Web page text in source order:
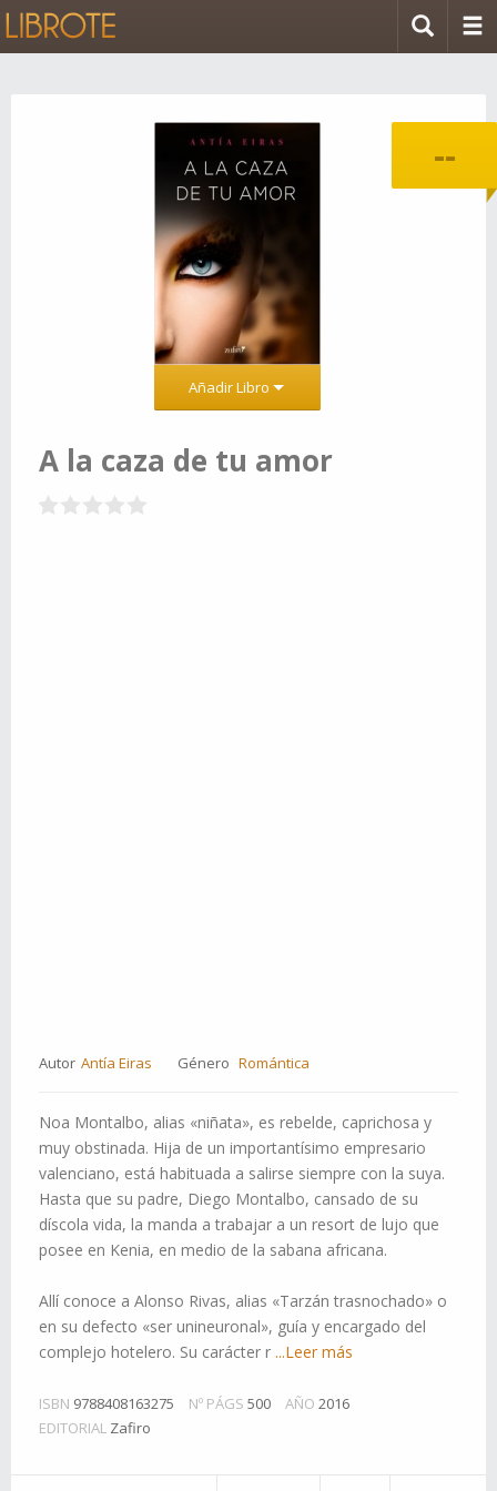
--
Añadir Libro
A la caza de tu amor
Autor Antía Eiras Género Romántica
Noa Montalbo, alias «niñata», es rebelde, caprichosa y
muy obstinada. Hija de un importantísimo empresario
valenciano, está habituada a salirse siempre con la suya.
Hasta que su padre, Diego Montalbo, cansado de su
díscola vida, la manda a trabajar a un resort de lujo que
posee en Kenia, en medio de la sabana africana.
Allí conoce a Alonso Rivas, alias «Tarzán trasnochado» o
en su defecto «ser unineuronal», guía y encargado del
complejo hotelero. Su carácter r ...Leer más
ISBN 9788408163275 Nº PÁGS 500 AÑO 2016
EDITORIAL Zafiro